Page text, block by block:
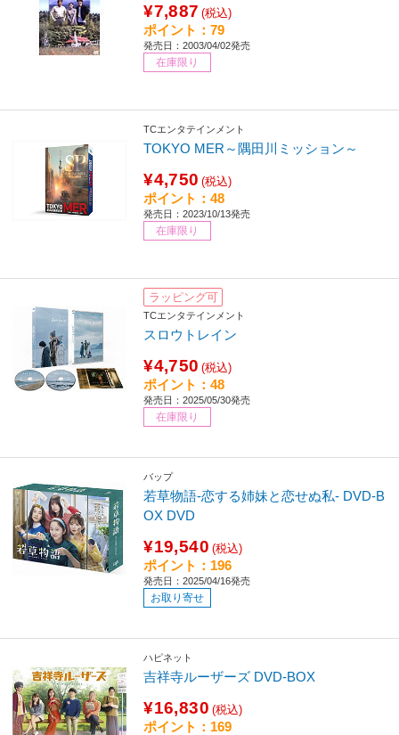
¥7,887 (税込)
ポイント：79
発売日：2003/04/02発売
在庫限り
TCエンタテインメント
TOKYO MER～隅田川ミッション～
¥4,750 (税込)
ポイント：48
発売日：2023/10/13発売
在庫限り
ラッピング可
TCエンタテインメント
スロウトレイン
¥4,750 (税込)
ポイント：48
発売日：2025/05/30発売
在庫限り
バップ
若草物語-恋する姉妹と恋せぬ私- DVD-B
OX DVD
¥19,540 (税込)
ポイント：196
発売日：2025/04/16発売
お取り寄せ
ハピネット
吉祥寺ルーザーズ DVD-BOX
¥16,830 (税込)
ポイント：169